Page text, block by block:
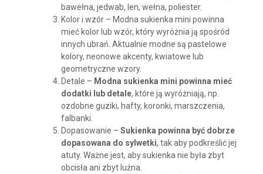
bawełna, jedwab, len, wełna, poliester.
Kolor i wzór – Modna sukienka mini powinna
mieć kolor lub wzór, który wyróżnia ją spośród
innych ubrań. Aktualnie modne są pastelowe
kolory, neonowe akcenty, kwiatowe lub
geometryczne wzory.
Detale – Modna sukienka mini powinna mieć
dodatki lub detale, które ją wyróżniają, np.
ozdobne guziki, hafty, koronki, marszczenia,
falbanki.
Dopasowanie – Sukienka powinna być dobrze
dopasowana do sylwetki, tak aby podkreślić jej
atuty. Ważne jest, aby sukienka nie była zbyt
obcisła ani zbyt luźna.